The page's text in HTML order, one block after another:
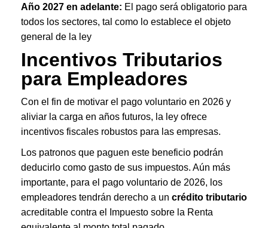
Año 2027 en adelante: El pago será obligatorio para
todos los sectores, tal como lo establece el objeto
general de la ley
Incentivos Tributarios
para Empleadores
Con el fin de motivar el pago voluntario en 2026 y
aliviar la carga en años futuros, la ley ofrece
incentivos fiscales robustos para las empresas.
Los patronos que paguen este beneficio podrán
deducirlo como gasto de sus impuestos. Aún más
importante, para el pago voluntario de 2026, los
empleadores tendrán derecho a un crédito tributario
acreditable contra el Impuesto sobre la Renta